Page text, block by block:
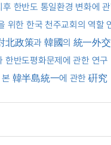
한반도 통일환경 변화에
unification
the wake of the
위한 한국 천주교회의 역할
= A Study on the Role of
Peace and Unification on
의 對北政策과 韓國의 統一
한반도평화문제에 관한 연구
韓半島統一에 관한 硏究